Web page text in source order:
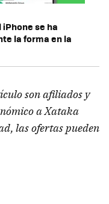
se ha
la forma en la
son afiliados y
a Xataka
las ofertas pueden